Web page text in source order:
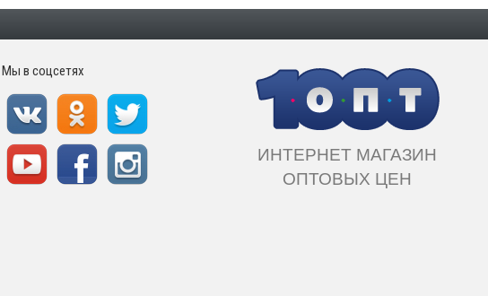
Мы в соцсетях
ИНТЕРНЕТ МАГАЗИН
ОПТОВЫХ ЦЕН